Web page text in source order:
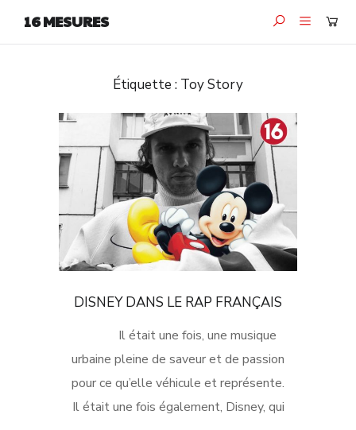
16 MESURES
Étiquette : Toy Story
DISNEY DANS LE RAP FRANÇAIS
Il était une fois, une musique
urbaine pleine de saveur et de passion
pour ce qu’elle véhicule et représente.
Il était une fois également, Disney, qui